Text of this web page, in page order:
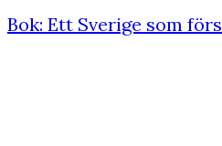
Bok: Ett Sverige som